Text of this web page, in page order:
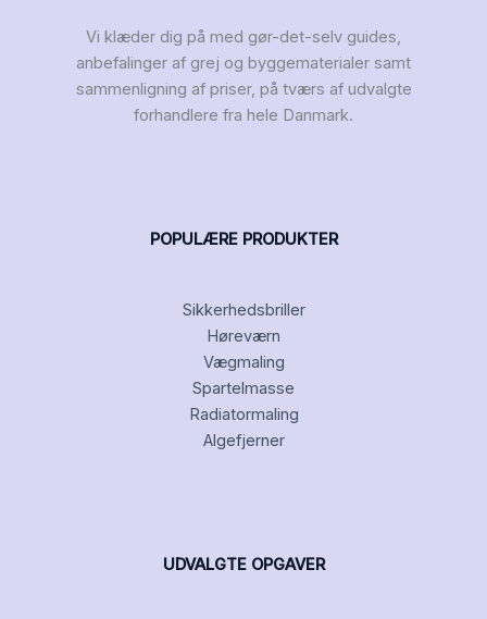
Vi klæder dig på med gør-det-selv guides,
anbefalinger af grej og byggematerialer samt
sammenligning af priser, på tværs af udvalgte
forhandlere fra hele Danmark.
POPULÆRE PRODUKTER
Sikkerhedsbriller
Høreværn
Vægmaling
Spartelmasse
Radiatormaling
Algefjerner
UDVALGTE OPGAVER